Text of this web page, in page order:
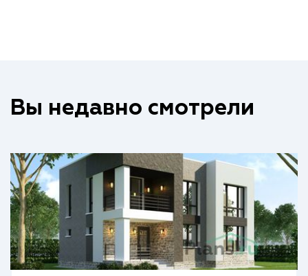
Вы недавно смотрели